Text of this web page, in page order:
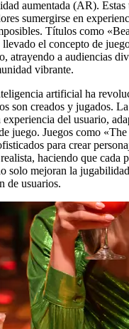
aumentada (AR). Estas
sumergirse en
Títulos como
el concepto de
atrayendo a audiencias
vibrante.
artificial ha
son creados y jugados.
del usuario,
juego. Juegos como
para crear
haciendo que cada
solo mejoran la
de usuarios.